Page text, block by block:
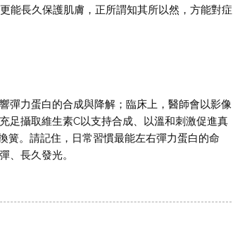
能長久保護肌膚，正所謂知其所以然，方能對症
彈力蛋白的合成與降解；臨床上，醫師會以影像
足攝取維生素C以支持合成、以溫和刺激促進真
。請記住，日常習慣最能左右彈力蛋白的命
、長久發光。